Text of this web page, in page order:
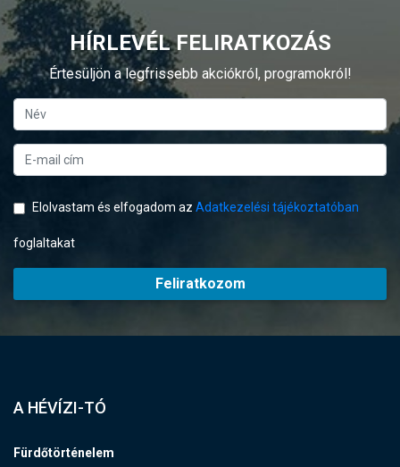
HÍRLEVÉL FELIRATKOZÁS
Értesüljön a legfrissebb akciókról, programokról!
Elolvastam és elfogadom az Adatkezelési tájékoztatóban
foglaltakat
Feliratkozom
A HÉVÍZI-TÓ
Fürdőtörténelem